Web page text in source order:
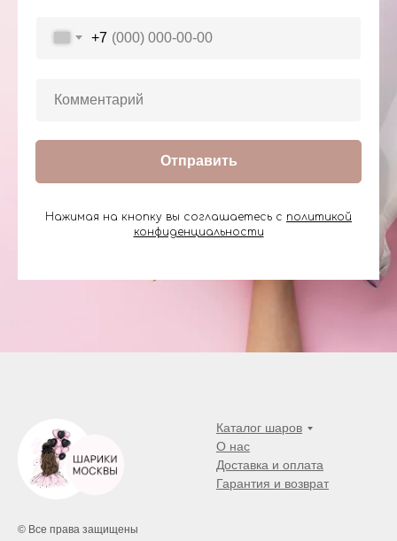
+7
Отправить
Нажимая на кнопку вы соглашаетесь с политикой
конфиденциальности
© Все права защищены
Каталог шаров
О нас
Доставка и оплата
Гарантия и возврат